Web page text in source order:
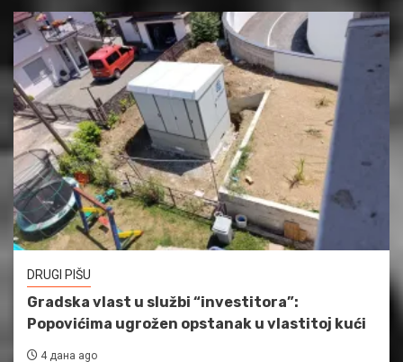
DRUGI PIŠU
Gradska vlast u službi “investitora”:
Popovićima ugrožen opstanak u vlastitoj kući
4 дана ago